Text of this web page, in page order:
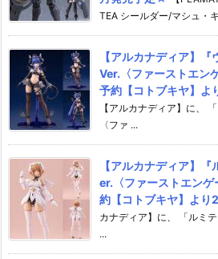
TEA シールダー/マシュ・
【アルカナディア】
Ver.〈ファーストエン
予約【コトブキヤ】
【アルカナディア】に、
〈ファ ...
【アルカナディア】
er.〈ファーストエン
約【コトブキヤ】より
カナディア】に、 「ルミ
...